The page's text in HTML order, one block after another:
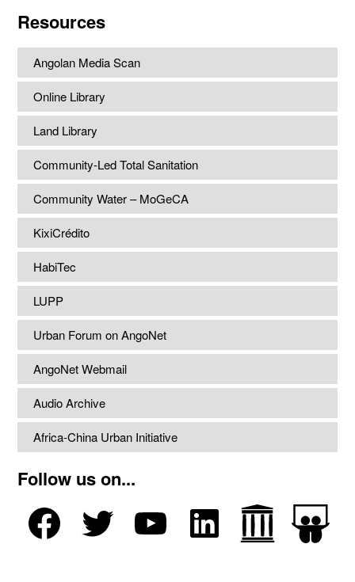
Resources
Angolan Media Scan
Online Library
Land Library
Community-Led Total Sanitation
Community Water – MoGeCA
KixiCrédito
HabiTec
LUPP
Urban Forum on AngoNet
AngoNet Webmail
Audio Archive
Africa-China Urban Initiative
Follow us on...